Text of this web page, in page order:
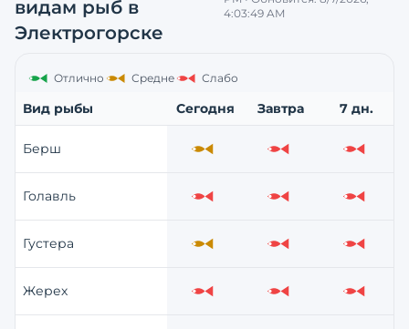
видам рыб в
Электрогорске
4:03:49 AM
Отлично Средне Слабо
Вид рыбы Сегодня Завтра 7 дн.
Берш Средне Слабо Слабо
Голавль Слабо Слабо Слабо
Густера Средне Слабо Слабо
Жерех Слабо Слабо Слабо